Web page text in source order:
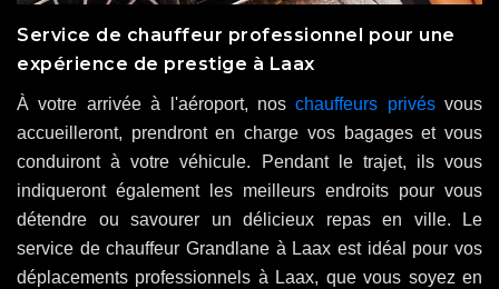
Service de chauffeur professionnel pour une
expérience de prestige à Laax
À votre arrivée à l'aéroport, noschauffeurs privésvous
accueilleront, prendront en charge vos bagages et vous
conduiront à votre véhicule. Pendant le trajet, ils vous
indiqueront également les meilleurs endroits pour vous
détendre ou savourer un délicieux repas en ville. Le
service de chauffeur Grandlane à Laax est idéal pour vos
déplacements professionnels à Laax, que vous soyez en